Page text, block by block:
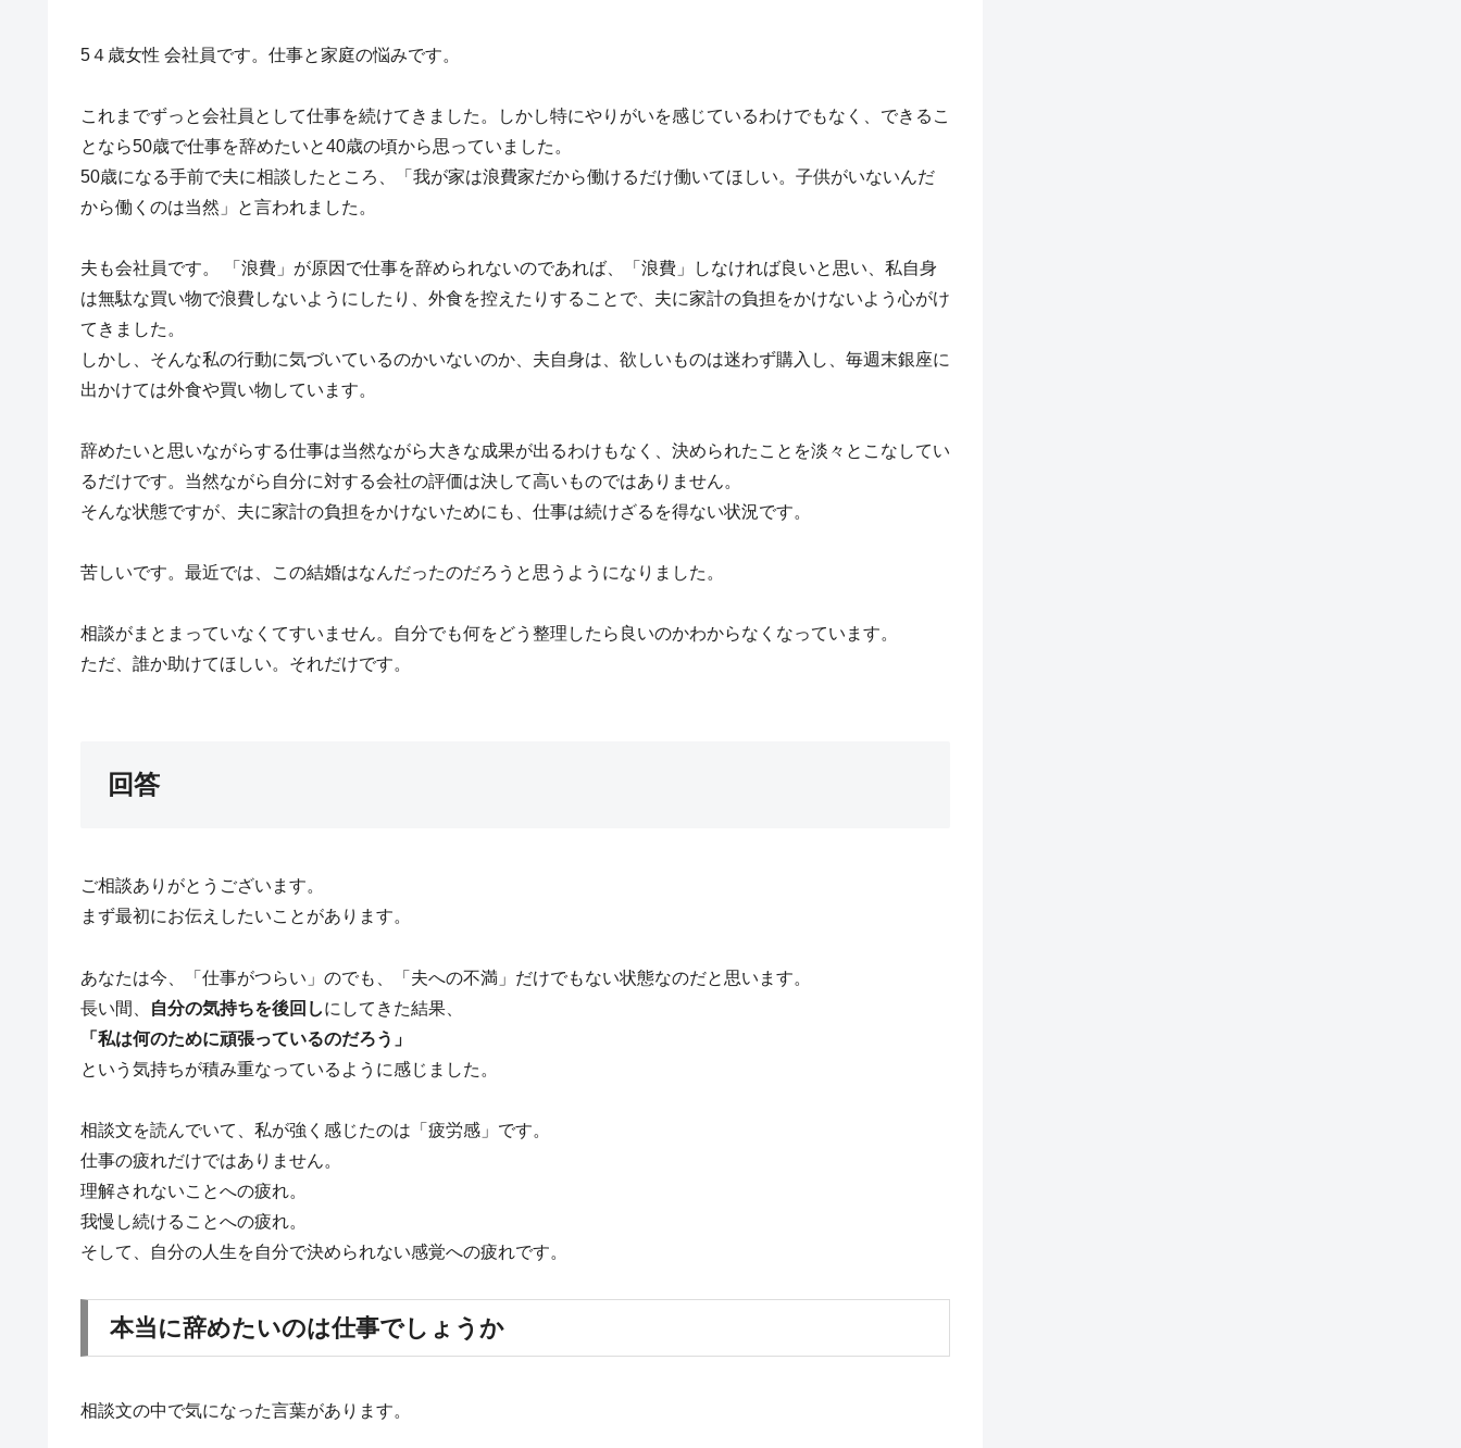
5４歳女性 会社員です。仕事と家庭の悩みです。
これまでずっと会社員として仕事を続けてきました。しかし特にやりがいを感じているわけでもなく、できるこ
となら50歳で仕事を辞めたいと40歳の頃から思っていました。
50歳になる手前で夫に相談したところ、「我が家は浪費家だから働けるだけ働いてほしい。子供がいないんだ
から働くのは当然」と言われました。
夫も会社員です。 「浪費」が原因で仕事を辞められないのであれば、「浪費」しなければ良いと思い、私自身
は無駄な買い物で浪費しないようにしたり、外食を控えたりすることで、夫に家計の負担をかけないよう心がけ
てきました。
しかし、そんな私の行動に気づいているのかいないのか、夫自身は、欲しいものは迷わず購入し、毎週末銀座に
出かけては外食や買い物しています。
辞めたいと思いながらする仕事は当然ながら大きな成果が出るわけもなく、決められたことを淡々とこなしてい
るだけです。当然ながら自分に対する会社の評価は決して高いものではありません。
そんな状態ですが、夫に家計の負担をかけないためにも、仕事は続けざるを得ない状況です。
苦しいです。最近では、この結婚はなんだったのだろうと思うようになりました。
相談がまとまっていなくてすいません。自分でも何をどう整理したら良いのかわからなくなっています。
ただ、誰か助けてほしい。それだけです。
回答
ご相談ありがとうございます。
まず最初にお伝えしたいことがあります。
あなたは今、「仕事がつらい」のでも、「夫への不満」だけでもない状態なのだと思います。
長い間、
自分の気持ちを後回しにしてきた結果、
「私は何のために頑張っているのだろう」
という気持ちが積み重なっているように感じました。
相談文を読んでいて、私が強く感じたのは「疲労感」です。
仕事の疲れだけではありません。
理解されないことへの疲れ。
我慢し続けることへの疲れ。
そして、自分の人生を自分で決められない感覚への疲れです。
本当に辞めたいのは仕事でしょうか
相談文の中で気になった言葉があります。